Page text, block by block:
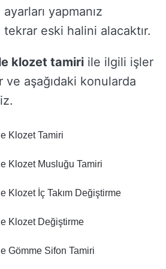
yapmanız
eski halini alacaktır.
klozet tamiri ile ilgili işler
aşağıdaki konularda
Klozet Tamiri
Klozet Musluğu Tamiri
Klozet İç Takım Değiştirme
Klozet Değiştirme
Gömme Sifon Tamiri